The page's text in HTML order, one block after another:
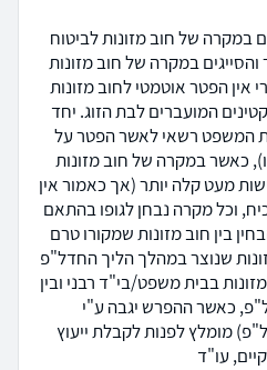
במקרה של חוב מזונות לביטוח
במקרה של חוב מזונות
אין הפטר אוטמטי לחוב מזונות
קטינים המועברים לבת הזוג. יחד
המשפט רשאי לאשר הפטר על
כאשר במקרה של חוב מזונות
מעט קלה יותר (אך כאמור אין
וכל מקרה נבחן לגופו בהתאם
בין חוב מזונות שמקורו טרם
שנוצר במהלך הליך החדל"פ
בבית משפט/בי"ד רבני ובין
כאשר ההפרש יגבה ע"י
מומלץ לפנות לקבלת ייעוץ
עו"ד